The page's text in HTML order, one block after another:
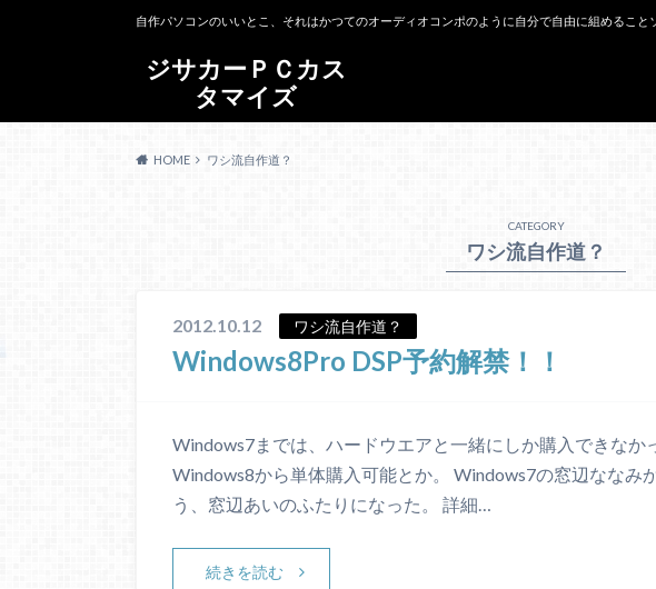
ジサカーＰＣカス
タマイズ
自作パソコンのいいとこ、それはかつてのオーディオコンポのように自分で自由に組めること
HOME ワシ流自作道？
CATEGORY
ワシ流自作道？
2012.10.12 ワシ流自作道？
Windows8Pro DSP予約解禁！！
Windows7までは、ハードウエアと一緒にしか購入できなか
Windows8から単体購入可能とか。 Windows7の窓辺ななみ
う、窓辺あいのふたりになった。 詳細…
続きを読む